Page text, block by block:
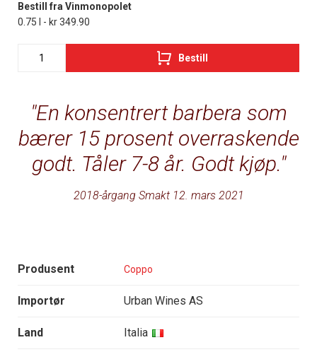
En konsentrert barbera som
bærer 15 prosent overraskende
godt. Tåler 7-8 år. Godt kjøp.
2018-årgang Smakt 12. mars 2021
Produsent Coppo
Importør Urban Wines AS
Land Italia
Bestill fra Vinmonopolet
0.75 l - kr 349.90
Bestill